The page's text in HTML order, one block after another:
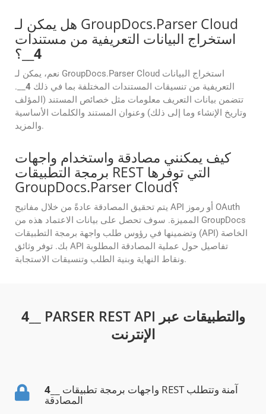
هل يمكن لـ GroupDocs.Parser Cloud
استخراج البيانات التعريفية من مستندات
4 __؟
نعم، يمكن لـ GroupDocs.Parser Cloud استخراج البيانات
التعريفية من تنسيقات المستندات المختلفة بما في ذلك 4
__.
تتضمن بيانات التعريف معلومات مثل خصائص المستند (المؤلف
وتاريخ الإنشاء وما إلى ذلك) وعنوان المستند والكلمات الأساسية
والمزيد.
كيف يمكنني مصادقة واستخدام واجهات
برمجة التطبيقات REST التي توفرها
GroupDocs.Parser Cloud؟
يتم تحقيق المصادقة عادةً من خلال مفاتيح API أو رموز OAuth
المميزة. سوف تحصل على بيانات الاعتماد هذه من GroupDocs
وتضمينها في رؤوس طلب واجهة برمجة التطبيقات (API) الخاصة
بك. توفر وثائق API تفاصيل حول عملية المصادقة المطلوبة
ونقاط النهاية وبنية الطلب وتنسيقات الاستجابة.
4__ PARSER REST API والتطبيقات عبر
الإنترنت
4
المصادقة